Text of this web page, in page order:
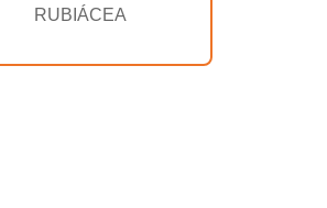
RUBIÁCEA